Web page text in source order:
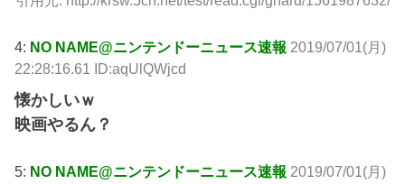
4: NO NAME@ニンテンドーニュース速報 2019/07/01(月)
22:28:16.61 ID:aqUlQWjcd
懐かしいｗ
映画やるん？
5: NO NAME@ニンテンドーニュース速報 2019/07/01(月)